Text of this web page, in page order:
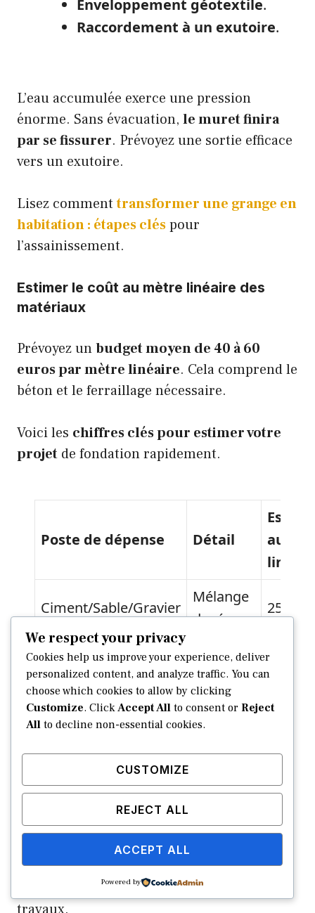
Enveloppement géotextile.
Raccordement à un exutoire.
L’eau accumulée exerce une pression
énorme. Sans évacuation, le muret finira
par se fissurer. Prévoyez une sortie efficace
vers un exutoire.
Lisez commenttransformer une grange en
habitation : étapes cléspour
l’assainissement.
Estimer le coût au mètre linéaire des
matériaux
Prévoyez unbudget moyen de 40 à 60
euros par mètre linéaire. Cela comprend le
béton et le ferraillage nécessaire.
Voici les chiffres clés pour estimer votre
projet de fondation rapidement.
Poste de dépense Détail
au
Ciment/Sable/Gravier
Mélange
dosé
25 €
Armatures acier
Fers
torsadés
12 €
Location bétonnière
Forfait
journalier
Consommables
cales
Attention aux frais de livraison. Ils peuvent
faire grimper la facture finale
We respect your privacy
Cookies help us improve your experience, deliver
personalized content, and analyze traffic. You can
choose which cookies to allow by clicking
Customize. ClickAccept All to consent or Reject
All to decline non-essential cookies.
CUSTOMIZE
REJECT ALL
ACCEPT ALL
Powered by